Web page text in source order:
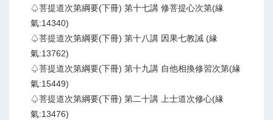
♤菩提道次第綱要(下冊) 第十七講 修菩提心次第(緣
氣:14340)
♤菩提道次第綱要(下冊) 第十八講 因果七教誡 (緣
氣:13762)
♤菩提道次第綱要(下冊) 第十九講 自他相換修習次第(緣
氣:15449)
♤菩提道次第綱要(下冊) 第二十講 上士道次修心(緣
氣:13476)